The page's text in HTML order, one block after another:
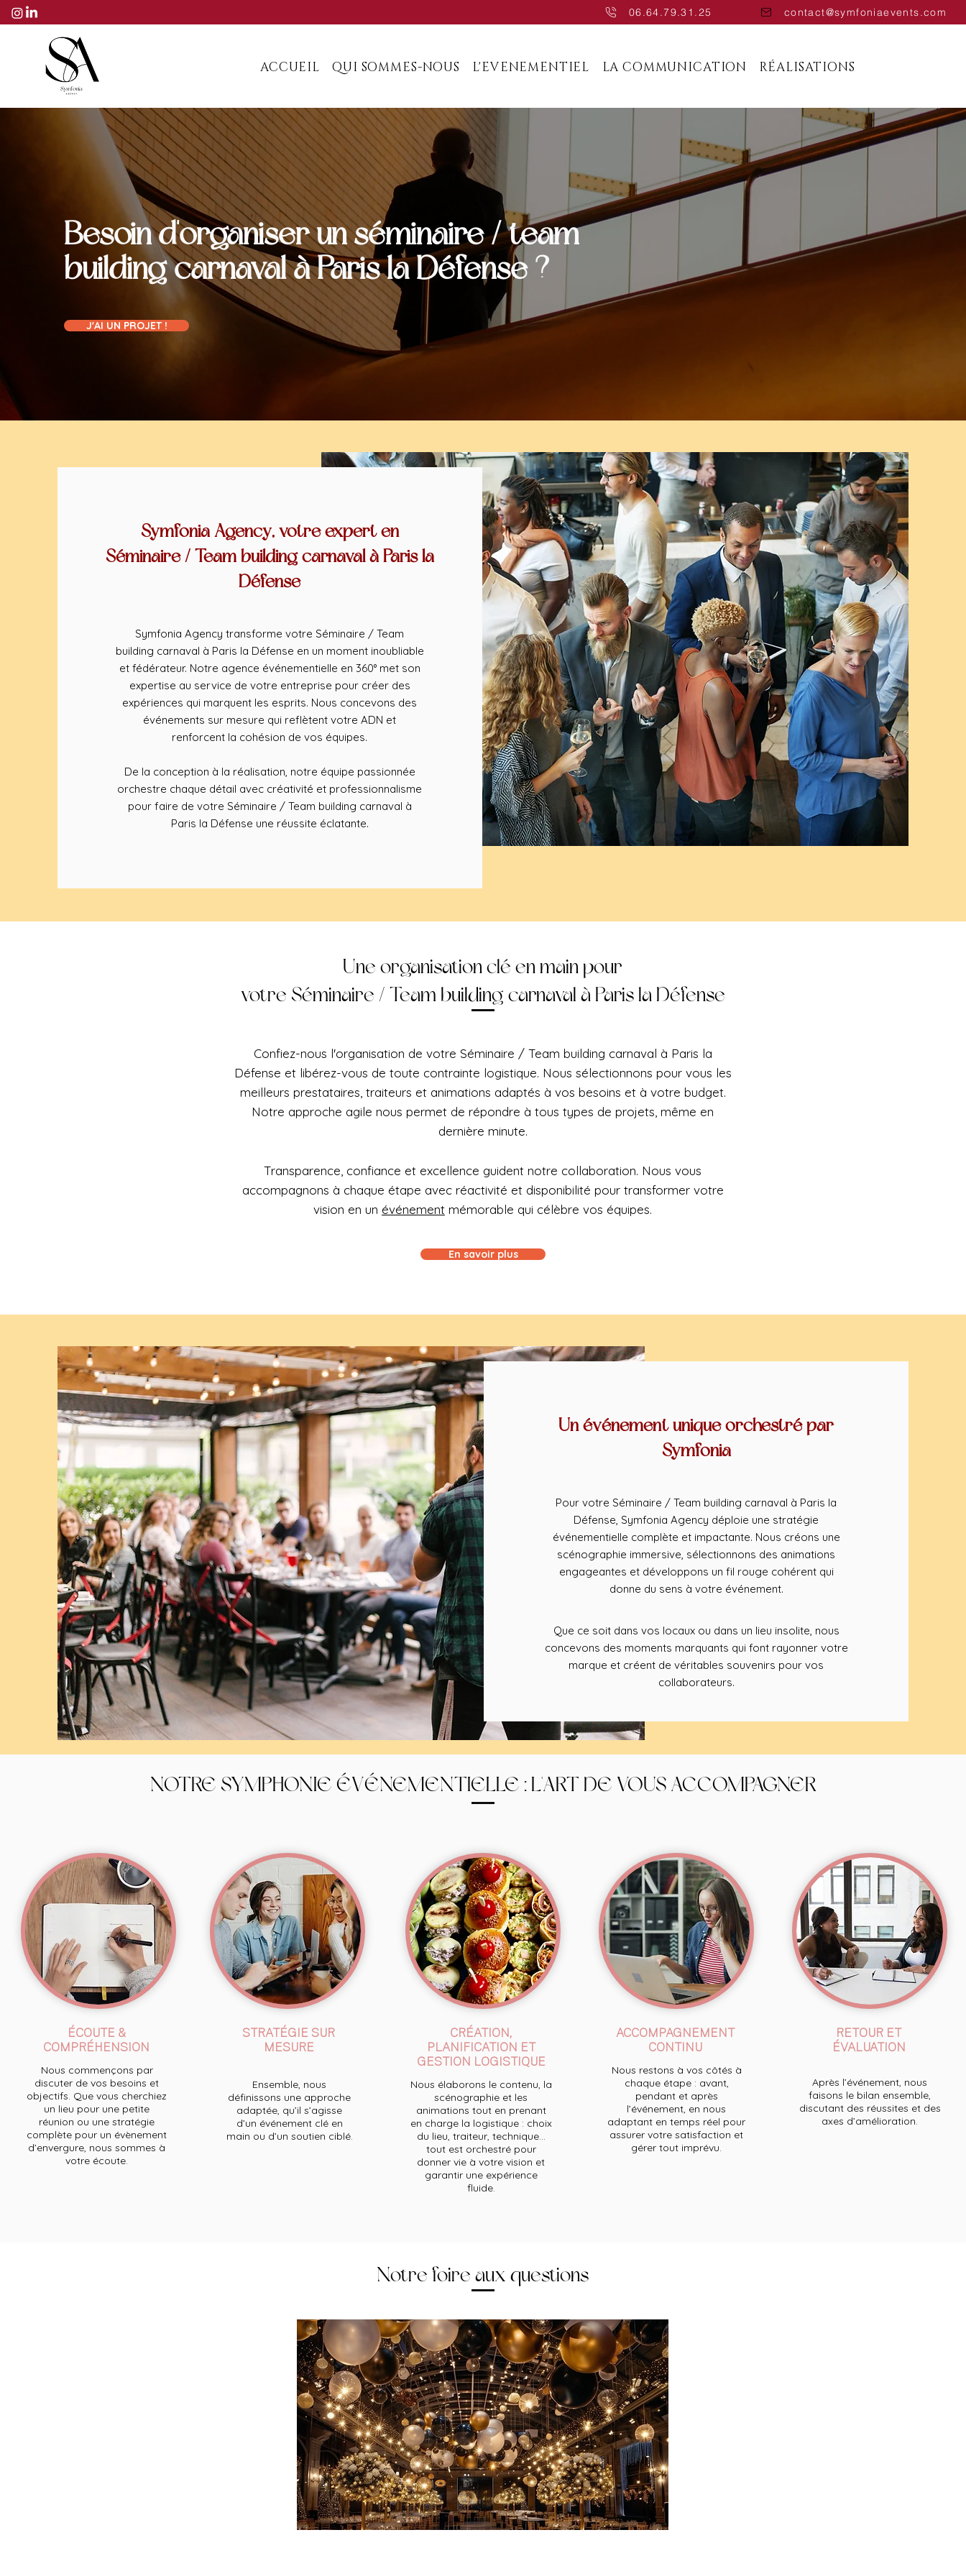
06.64.79.31.25 contact@symfoniaevents.com
ACCUEIL QUI SOMMES-NOUS L'EVENEMENTIEL LA COMMUNICATION RÉALISATIONS
Besoin d'organiser un séminaire / team
building carnaval à Paris la Défense ?
J'AI UN PROJET !
Symfonia Agency, votre expert en
Séminaire / Team building carnaval à Paris la
Défense
Symfonia Agency transforme votre Séminaire / Team
building carnaval à Paris la Défense en un moment inoubliable
et fédérateur. Notre agence événementielle en 360° met son
expertise au service de votre entreprise pour créer des
expériences qui marquent les esprits. Nous concevons des
événements sur mesure qui reflètent votre ADN et
renforcent la cohésion de vos équipes.
De la conception à la réalisation, notre équipe passionnée
orchestre chaque détail avec créativité et professionnalisme
pour faire de votre Séminaire / Team building carnaval à
Paris la Défense une réussite éclatante.
Une organisation clé en main pour
votre Séminaire / Team building carnaval à Paris la Défense
Confiez-nous l'organisation de votre Séminaire / Team building carnaval à Paris la
Défense et libérez-vous de toute contrainte logistique. Nous sélectionnons pour vous les
meilleurs prestataires, traiteurs et animations adaptés à vos besoins et à votre budget.
Notre approche agile nous permet de répondre à tous types de projets, même en
dernière minute.
Transparence, confiance et excellence guident notre collaboration. Nous vous
accompagnons à chaque étape avec réactivité et disponibilité pour transformer votre
vision en un événement mémorable qui célèbre vos équipes.
En savoir plus
Un événement unique orchestré par
Symfonia
Pour votre Séminaire / Team building carnaval à Paris la
Défense, Symfonia Agency déploie une stratégie
événementielle complète et impactante. Nous créons une
scénographie immersive, sélectionnons des animations
engageantes et développons un fil rouge cohérent qui
donne du sens à votre événement.
Que ce soit dans vos locaux ou dans un lieu insolite, nous
concevons des moments marquants qui font rayonner votre
marque et créent de véritables souvenirs pour vos
collaborateurs.
NOTRE SYMPHONIE ÉVÉNEMENTIELLE : L'ART DE VOUS ACCOMPAGNER
ÉCOUTE &
COMPRÉHENSION
Nous commençons par
discuter de vos besoins et
objectifs. Que vous cherchiez
un lieu pour une petite
réunion ou une stratégie
complète pour un évènement
d’envergure, nous sommes à
votre écoute.
STRATÉGIE SUR
MESURE
Ensemble, nous
définissons une approche
adaptée, qu’il s’agisse
d’un événement clé en
main ou d’un soutien ciblé.
CRÉATION,
PLANIFICATION ET
GESTION LOGISTIQUE
Nous élaborons le contenu, la
scénographie et les
animations tout en prenant
en charge la logistique : choix
du lieu, traiteur, technique...
tout est orchestré pour
donner vie à votre vision et
garantir une expérience
fluide.
ACCOMPAGNEMENT
CONTINU
Nous restons à vos côtés à
chaque étape : avant,
pendant et après
l’événement, en nous
adaptant en temps réel pour
assurer votre satisfaction et
gérer tout imprévu.
RETOUR ET
ÉVALUATION
Après l’événement, nous
faisons le bilan ensemble,
discutant des réussites et des
axes d’amélioration.
Notre foire aux questions